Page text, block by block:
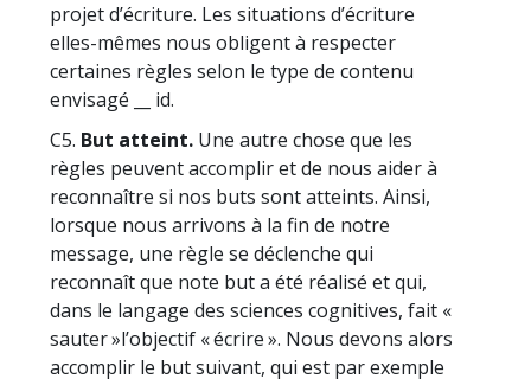
projet d’écriture. Les situations d’écriture
elles-mêmes nous obligent à respecter
certaines règles selon le type de contenu
envisagé __ id.
C5. But atteint. Une autre chose que les
règles peuvent accomplir et de nous aider à
reconnaître si nos buts sont atteints. Ainsi,
lorsque nous arrivons à la fin de notre
message, une règle se déclenche qui
reconnaît que note but a été réalisé et qui,
dans le langage des sciences cognitives, fait «
sauter »l’objectif « écrire ». Nous devons alors
accomplir le but suivant, qui est par exemple